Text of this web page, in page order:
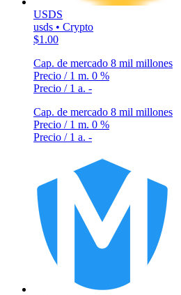
USDS
usds • Crypto
$1.00
Cap. de mercado 8 mil millones
Precio / 1 m. 0 %
Precio / 1 a. -
Cap. de mercado 8 mil millones
Precio / 1 m. 0 %
Precio / 1 a. -